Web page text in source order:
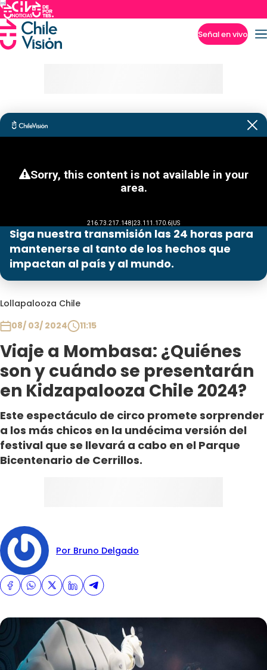
Señal en vivo
Siga nuestra transmisión las 24 horas para
mantenerse al tanto de los hechos que
impactan al país y al mundo.
Lollapalooza Chile
08/ 03/ 2024
11:15
Viaje a Mombasa: ¿Quiénes
son y cuándo se presentarán
en Kidzapalooza Chile 2024?
Este espectáculo de circo promete sorprender
a los más chicos en la undécima versión del
festival que se llevará a cabo en el Parque
Bicentenario de Cerrillos.
Por Bruno Delgado
Programas
Club De La Comedia
Contigo en Directo
Plan Perfecto
El Tiempo
Sabingo
Todos Los Programas